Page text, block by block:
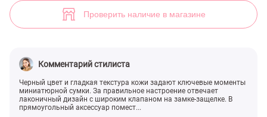
Проверить наличие в магазине
Комментарий стилиста
Черный цвет и гладкая текстура кожи задают ключевые моменты
миниатюрной сумки. За правильное настроение отвечает
лаконичный дизайн с широким клапаном на замке-защелке. В
прямоугольный аксессуар помест...
Миниатюрная прямоугольная сумка (арт. 36932) ♡ интернет-